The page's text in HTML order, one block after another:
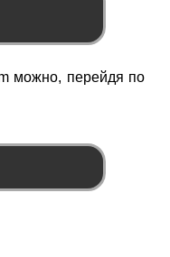
можно, перейдя по